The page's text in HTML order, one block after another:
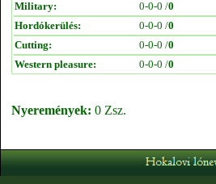
Military:
0-0-0 /0
Hordókerülés:
0-0-0 /0
Cutting:
0-0-0 /0
Western pleasure:
0-0-0 /0
Nyeremények: 0 Zsz.